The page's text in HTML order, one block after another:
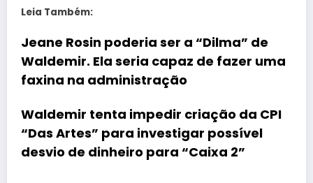
Leia Também:
Jeane Rosin poderia ser a “Dilma” de
Waldemir. Ela seria capaz de fazer uma
faxina na administração
Waldemir tenta impedir criação da CPI
“Das Artes” para investigar possível
desvio de dinheiro para “Caixa 2”